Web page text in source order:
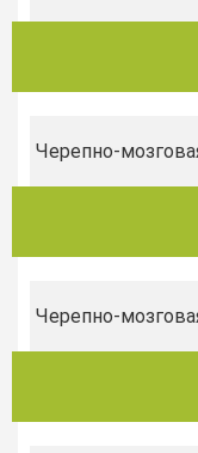
Черепно-
Черепно-